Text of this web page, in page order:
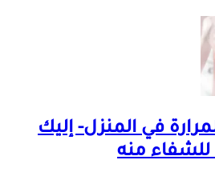
في المنزل- إليك
منه